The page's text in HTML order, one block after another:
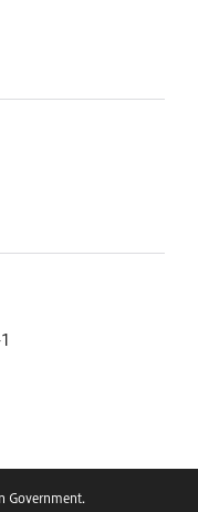
Government.